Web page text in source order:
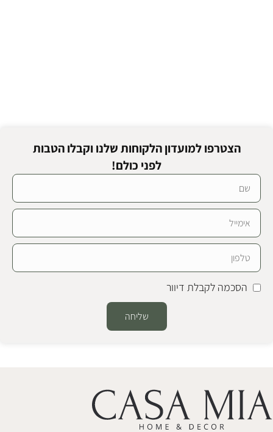
הצטרפו למועדון הלקוחות שלנו וקבלו הטבות
לפני כולם!
הסכמה לקבלת דיוור
שליחה